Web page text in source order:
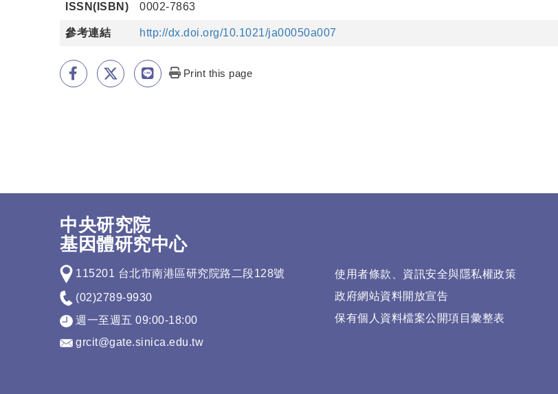
ISSN(ISBN) 0002-7863
參考連結 http://dx.doi.org/10.1021/ja00050a007
Print this page
中央研究院
基因體研究中心
115201 台北市南港區研究院路二段128號
(02)2789-9930
週一至週五 09:00-18:00
grcit@gate.sinica.edu.tw
使用者條款、資訊安全與隱私權政策
政府網站資料開放宣告
保有個人資料檔案公開項目彙整表